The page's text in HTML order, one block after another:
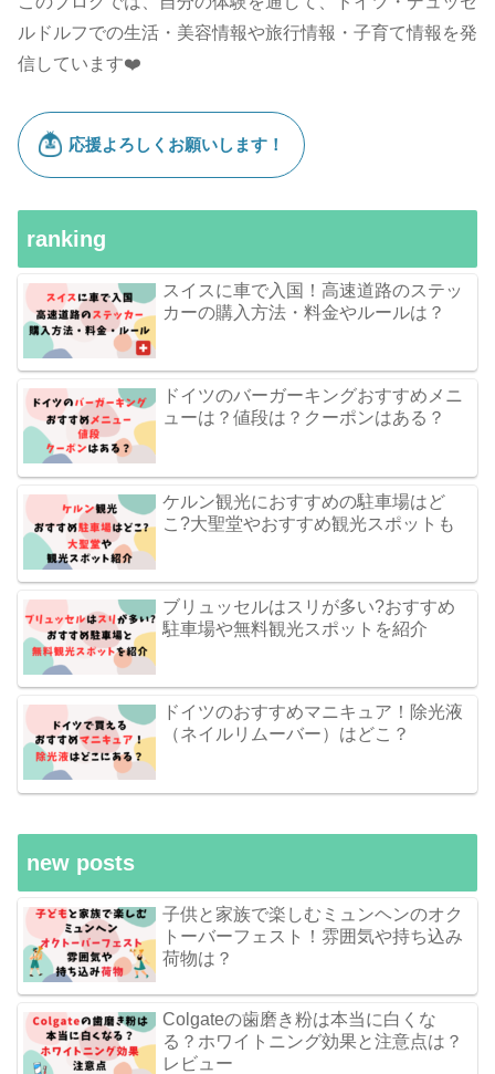
ルドルフでの生活・美容情報や旅行情報・子育て情報を発
信しています❤️
ranking
スイスに車で入国！高速道路のステッ
カーの購入方法・料金やルールは？
ドイツのバーガーキングおすすめメニ
ューは？値段は？クーポンはある？
ケルン観光におすすめの駐車場はど
こ?大聖堂やおすすめ観光スポットも
ブリュッセルはスリが多い?おすすめ
駐車場や無料観光スポットを紹介
ドイツのおすすめマニキュア！除光液
（ネイルリムーバー）はどこ？
new posts
子供と家族で楽しむミュンヘンのオク
トーバーフェスト！雰囲気や持ち込み
荷物は？
Colgateの歯磨き粉は本当に白くな
る？ホワイトニング効果と注意点は？
レビュー